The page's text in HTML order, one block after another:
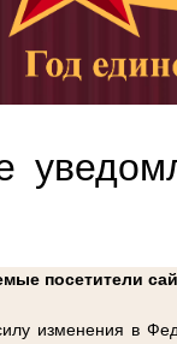
посетители
изменения в